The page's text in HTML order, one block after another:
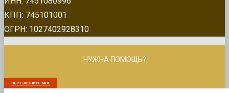
КПП: 745101001
ОГРН: 1027402928310
НУЖНА ПОМОЩЬ?
ПЕРЕЗВОНИТЕ МНЕ